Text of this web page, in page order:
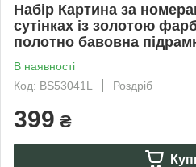
Набір Картина за
сутінках із золотою
полотно бавовна
В наявності
Код: BS53041L
Роздріб
399 ₴